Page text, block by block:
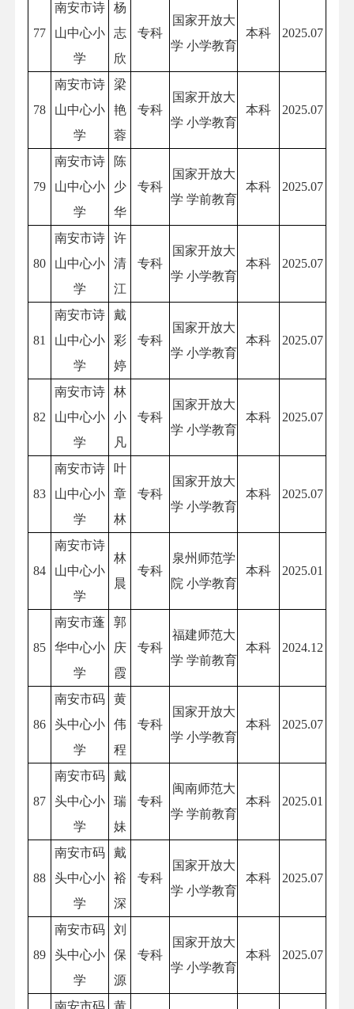
77
南安市诗
山中心小
学
杨
志
欣
专科
国家开放大
学 小学教育
本科 2025.07
78
南安市诗
山中心小
学
梁
艳
蓉
专科
国家开放大
学 小学教育
本科 2025.07
79
南安市诗
山中心小
学
陈
少
华
专科
国家开放大
学 学前教育
本科 2025.07
80
南安市诗
山中心小
学
许
清
江
专科
国家开放大
学 小学教育
本科 2025.07
81
南安市诗
山中心小
学
戴
彩
婷
专科
国家开放大
学 小学教育
本科 2025.07
82
南安市诗
山中心小
学
林
小
凡
专科
国家开放大
学 小学教育
本科 2025.07
83
南安市诗
山中心小
学
叶
章
林
专科
国家开放大
学 小学教育
本科 2025.07
84
南安市诗
山中心小
学
林
晨
专科
泉州师范学
院 小学教育
本科 2025.01
85
南安市蓬
华中心小
学
郭
庆
霞
专科
福建师范大
学 学前教育
本科 2024.12
86
南安市码
头中心小
学
黄
伟
程
专科
国家开放大
学 小学教育
本科 2025.07
87
南安市码
头中心小
学
戴
瑞
妹
专科
闽南师范大
学 学前教育
本科 2025.01
88
南安市码
头中心小
学
戴
裕
深
专科
国家开放大
学 小学教育
本科 2025.07
89
南安市码
头中心小
学
刘
保
源
专科
国家开放大
学 小学教育
本科 2025.07